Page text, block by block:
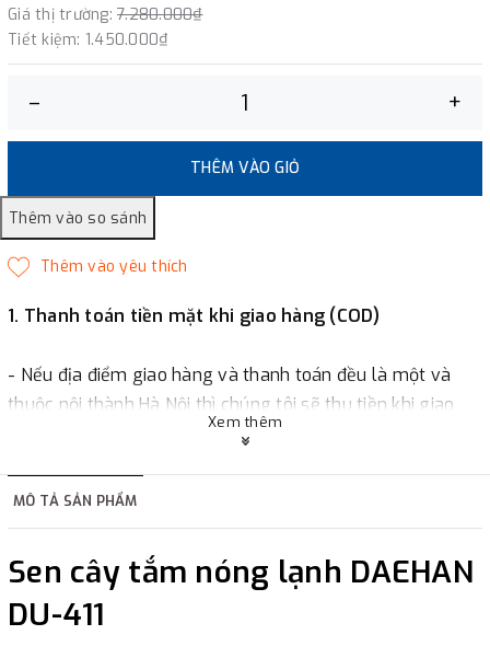
Giá thị trường: 7.280.000₫
Tiết kiệm: 1.450.000₫
– +
THÊM VÀO GIỎ
1. Thanh toán tiền mặt khi giao hàng (COD)
- Nếu địa điểm giao hàng và thanh toán đều là một và
thuộc nội thành Hà Nội thì chúng tôi sẽ thu tiền khi giao
hàng hoặc khách hàng đặt tiền trước một phần giá trị đơn
2. Thanh toán trực tiếp tại :
-Showroom Thanh HươngĐịa chỉ : 23 phố Cát Linh,
phường Cát Linh, quận Đống Đa, Hà Nội.
Xem thêm
MÔ TẢ SẢN PHẨM
Sen cây tắm nóng lạnh DAEHAN
DU-411